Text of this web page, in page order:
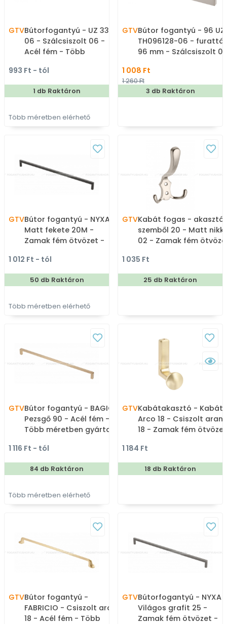
GTVBútorfogantyú - UZ 334
06 - Szálcsiszolt 06 -
Acél fém - Több
bútorfogantyú
993 Ft - tól
1 db Raktáron
Több méretben elérhető
GTVBútor fogantyú - 96
TH096128-06 -
96 mm - Szálcsiszolt
méretben gyártott fém
bútorfogantyú
1 008 Ft
1 260 Ft
3 db Raktáron
GTVBútor fogantyú - NYXA -
Matt fekete 20M -
Zamak fém ötvözet -
színes fém
bútorfogantyú
1 012 Ft - tól
50 db Raktáron
Több méretben elérhető
GTVKabát fogas -
szemből 20 - Matt
02 - Zamak fém
fogas
1 035 Ft
25 db Raktáron
GTVBútor fogantyú - BAGIO -
Pezsgő 90 - Acél fém -
Több méretben gyártott
bútorfogantyú
1 116 Ft - tól
84 db Raktáron
Több méretben elérhető
GTVKabátakasztó - Kabát
Arco 18 - Csiszolt arany
18 - Zamak fém
1 184 Ft
18 db Raktáron
GTVBútor fogantyú -
FABRICIO - Csiszolt arany
18 - Acél fém - Több
GTVBútorfogantyú - NYXA -
Világos grafit 25 -
Zamak fém ötvözet -